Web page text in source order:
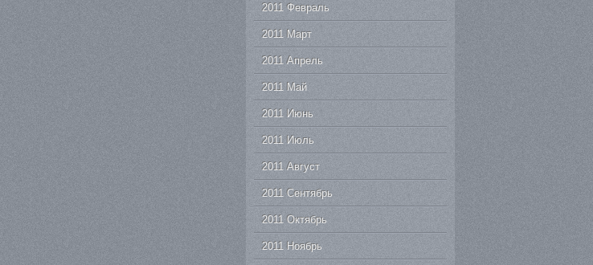
2011 Февраль
2011 Март
2011 Апрель
2011 Май
2011 Июнь
2011 Июль
2011 Август
2011 Сентябрь
2011 Октябрь
2011 Ноябрь